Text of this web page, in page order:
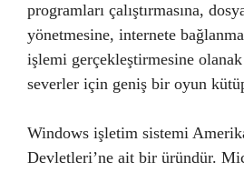
programları çalıştırmasına,
yönetmesine, internete
işlemi gerçekleştirmesine olanak
severler için geniş bir oyun
Windows işletim sistemi
Devletleri’ne ait bir üründür.